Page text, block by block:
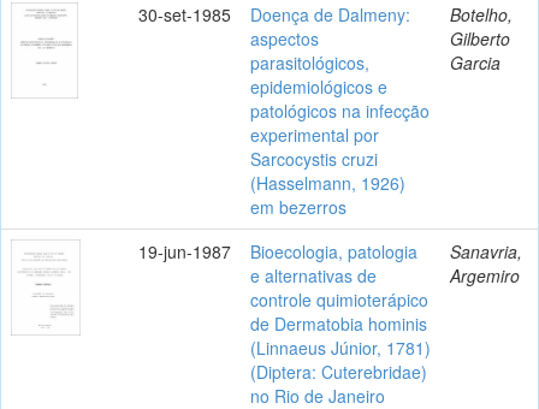
30-set-1985
Doença de Dalmeny:
aspectos
parasitológicos,
epidemiológicos e
patológicos na infecção
experimental por
Sarcocystis cruzi
(Hasselmann, 1926)
em bezerros
Botelho,
Gilberto
Garcia
19-jun-1987
Bioecologia, patologia
e alternativas de
controle quimioterápico
de Dermatobia hominis
(Linnaeus Júnior, 1781)
(Diptera: Cuterebridae)
no Rio de Janeiro
Sanavria,
Argemiro